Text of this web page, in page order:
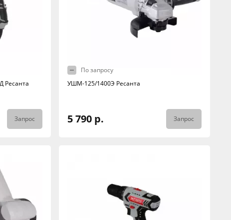
Ресанта
Запрос
По запросу
УШМ-125/1400Э Ресанта
5 790 р. Запрос